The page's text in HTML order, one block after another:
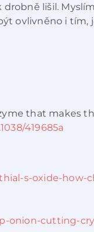
lišil.
ovlivněno i tím,
that makes
419685a
s-oxide-how-
onion-cutting-